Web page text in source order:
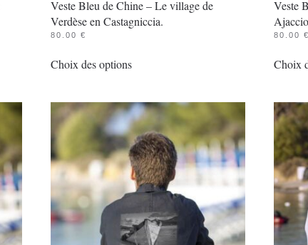
Veste Bleu de Chine – Le village de
Verdèse en Castagniccia.
80.00€
Choix des optionsproduit
plusieurs
variations.
Les
options
peuvent
être
choisies
sur
Veste
80.00€
Choix